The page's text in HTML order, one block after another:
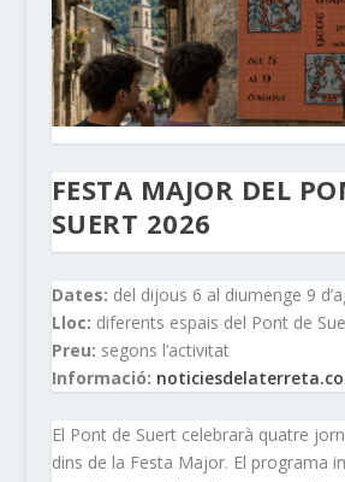
FESTA MAJOR DEL
SUERT 2026
Dates: del dijous 6 al diumenge 9
Lloc: diferents espais del Pont de
Preu: segons l’activitat
Informació:
El Pont de Suert celebrarà quatre
dins de la Festa Major. El programa